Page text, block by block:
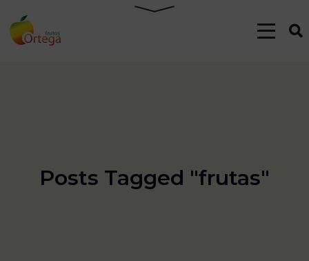
Posts Tagged "frutas"